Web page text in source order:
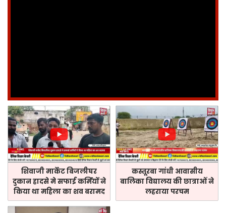
शिवाजी मार्केट बिजलीघर
दुकान हादसे मे सफाई कर्मियों ने
किया था महिला का शव बरामद
कस्तूरबा गांधी आवासीय
बालिका विद्यालय की छात्राओं ने
लहराया परचम